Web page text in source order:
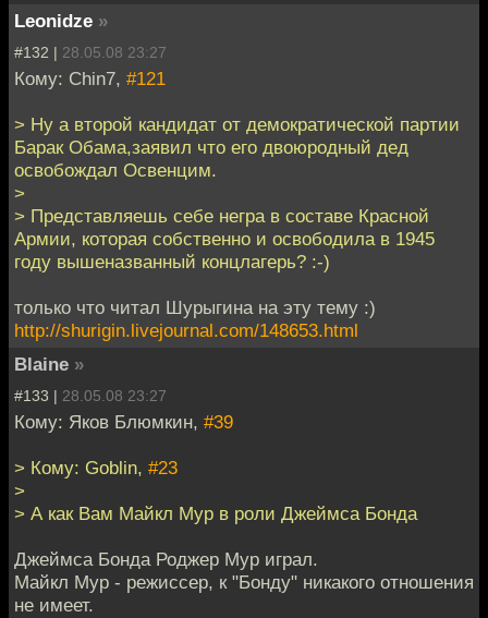
Leonidze »
#132 | 28.05.08 23:27
Кому: Chin7, #121
> Ну а второй кандидат от демократической партии
Барак Обама,заявил что его двоюродный дед
освобождал Освенцим.
>
> Представляешь себе негра в составе Красной
Армии, которая собственно и освободила в 1945
году вышеназванный концлагерь? :-)
только что читал Шурыгина на эту тему :)
http://shurigin.livejournal.com/148653.html
Blaine »
#133 | 28.05.08 23:27
Кому: Яков Блюмкин, #39
> Кому: Goblin, #23
>
> А как Вам Майкл Мур в роли Джеймса Бонда
Джеймса Бонда Роджер Мур играл.
Майкл Мур - режиссер, к "Бонду" никакого отношения
не имеет.